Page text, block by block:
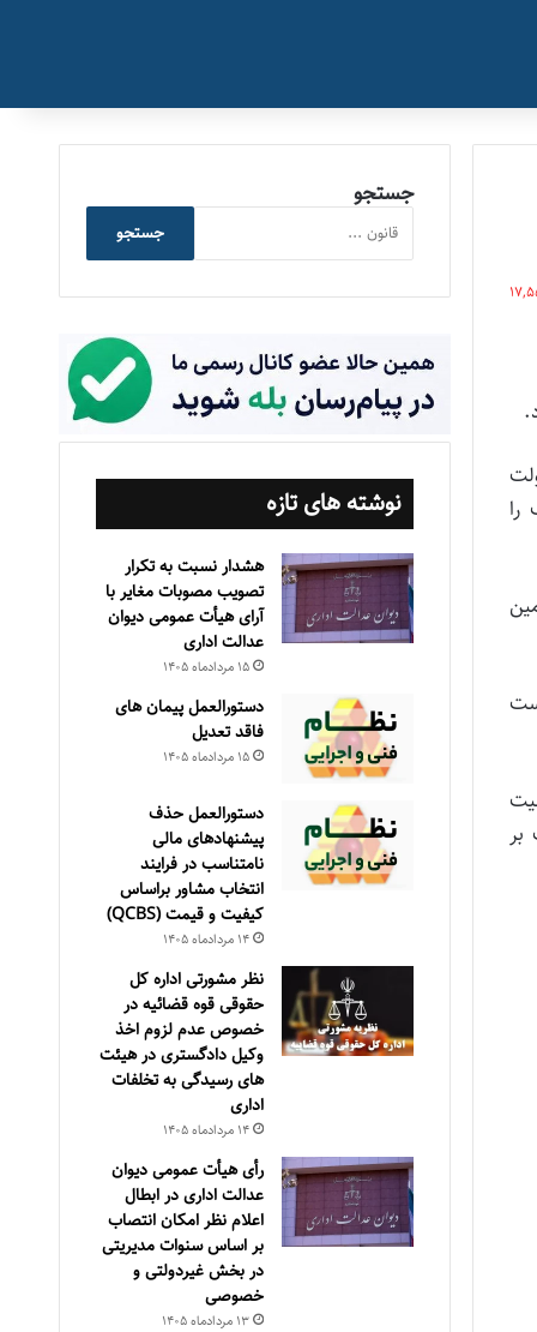
را
جستجو
جستجو
نوشته های تازه
هشدار نسبت به تکرار
تصویب مصوبات مغایر با
آرای هیأت عمومی دیوان
عدالت اداری
۱۵ مرداد‌ماه ۱۴۰۵
دستورالعمل پیمان های
فاقد تعدیل
۱۵ مرداد‌ماه ۱۴۰۵
دستورالعمل حذف
پيشنهادهای مالی
نامتناسب در فرايند
انتخاب مشاور براساس
كيفيت و قيمت (QCBS)
۱۴ مرداد‌ماه ۱۴۰۵
نظر مشورتی اداره کل
حقوقی قوه قضائیه در
خصوص عدم لزوم اخذ
وکیل دادگستری در هیئت
های رسیدگی به تخلفات
اداری
۱۴ مرداد‌ماه ۱۴۰۵
رأی هیأت عمومی دیوان
عدالت اداری در ابطال
اعلام نظر امکان انتصاب
بر اساس سنوات مدیریتی
در بخش غیردولتی و
خصوصی
۱۳ مرداد‌ماه ۱۴۰۵